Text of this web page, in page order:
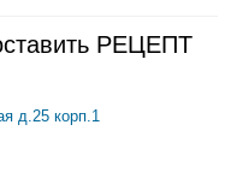
РЕЦЕПТ
д.25 корп.1